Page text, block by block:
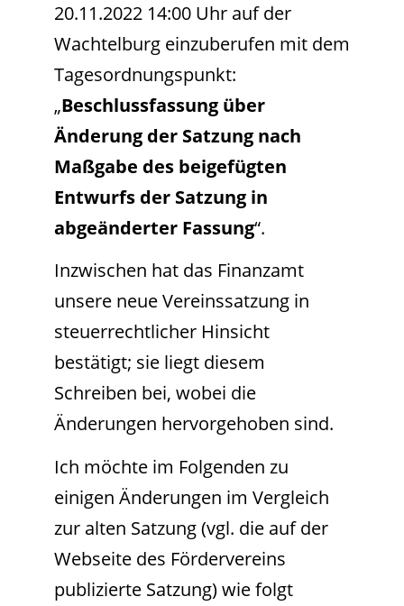
20.11.2022 14:00 Uhr auf der
Wachtelburg einzuberufen mit dem
Tagesordnungspunkt:
„Beschlussfassung über
Änderung der Satzung nach
Maßgabe des beigefügten
Entwurfs der Satzung in
abgeänderter Fassung“.
Inzwischen hat das Finanzamt
unsere neue Vereinssatzung in
steuerrechtlicher Hinsicht
bestätigt; sie liegt diesem
Schreiben bei, wobei die
Änderungen hervorgehoben sind.
Ich möchte im Folgenden zu
einigen Änderungen im Vergleich
zur alten Satzung (vgl. die auf der
Webseite des Fördervereins
publizierte Satzung) wie folgt